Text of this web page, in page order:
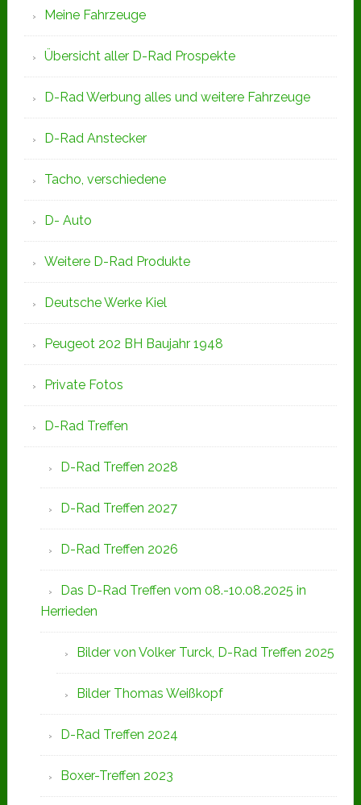
Meine Fahrzeuge
Übersicht aller D-Rad Prospekte
D-Rad Werbung alles und weitere Fahrzeuge
D-Rad Anstecker
Tacho, verschiedene
D- Auto
Weitere D-Rad Produkte
Deutsche Werke Kiel
Peugeot 202 BH Baujahr 1948
Private Fotos
D-Rad Treffen
D-Rad Treffen 2028
D-Rad Treffen 2027
D-Rad Treffen 2026
Das D-Rad Treffen vom 08.-10.08.2025 in
Herrieden
Bilder von Volker Turck, D-Rad Treffen 2025
Bilder Thomas Weißkopf
D-Rad Treffen 2024
Boxer-Treffen 2023